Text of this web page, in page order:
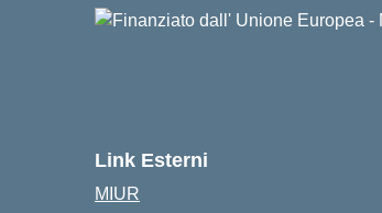
Link Esterni
MIUR